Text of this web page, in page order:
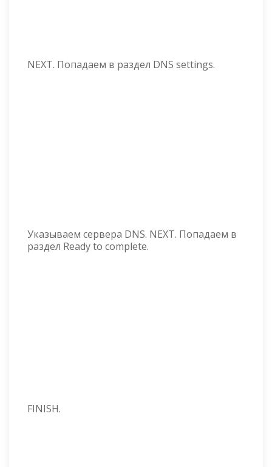
NEXT. Попадаем в раздел DNS settings.
Указываем сервера DNS. NEXT. Попадаем в
раздел Ready to complete.
FINISH.